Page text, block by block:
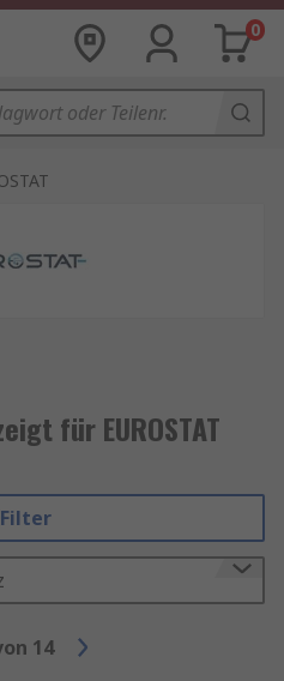
0
für EUROSTAT
Filter
14